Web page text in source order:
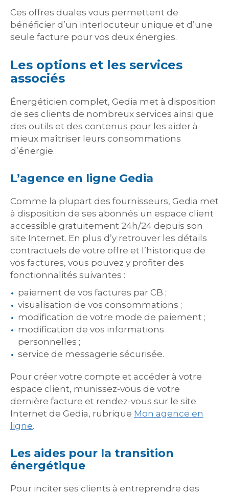
Ces offres duales vous permettent de
bénéficier d’un interlocuteur unique et d’une
seule facture pour vos deux énergies.
Les options et les services
associés
Énergéticien complet, Gedia met à disposition
de ses clients de nombreux services ainsi que
des outils et des contenus pour les aider à
mieux maîtriser leurs consommations
d’énergie.
L’agence en ligne Gedia
Comme la plupart des fournisseurs, Gedia met
à disposition de ses abonnés un espace client
accessible gratuitement 24h/24 depuis son
site Internet. En plus d’y retrouver les détails
contractuels de votre offre et l’historique de
vos factures, vous pouvez y profiter des
fonctionnalités suivantes :
paiement de vos factures par CB ;
visualisation de vos consommations ;
modification de votre mode de paiement ;
modification de vos informations
personnelles ;
service de messagerie sécurisée.
Pour créer votre compte et accéder à votre
espace client, munissez-vous de votre
dernière facture et rendez-vous sur le site
Internet de Gedia, rubrique Mon agence en
ligne.
Les aides pour la transition
énergétique
Pour inciter ses clients à entreprendre des